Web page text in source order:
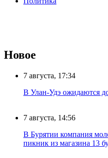
Новое
7 августа, 17:34
В Улан-Удэ ожидаются
7 августа, 14:56
В Бурятии компания
пикник из магазина 13